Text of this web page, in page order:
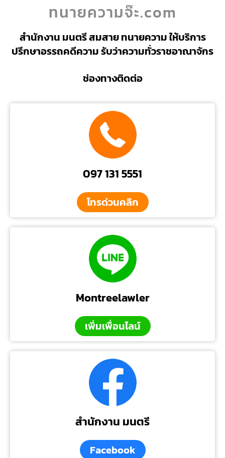
ทนายความจ๊ะ.com
สำนักงาน มนตรี สมสาย ทนายความ ให้บริการ
ปรึกษาอรรถคดีความ รับว่าความทั่วราชอาณาจักร
ช่องทางติดต่อ
097 131 5551
โทรด่วนคลิก
Montreelawler
เพิ่มเพื่อนไลน์
สำนักงาน มนตรี
Facebook